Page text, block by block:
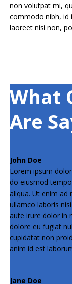
non volutpat mi, quis
commodo nibh, id
What
John Doe
Lorem ipsum
do eiusmod tempor incididunt ut labore et dolore magna
aliqua. Ut enim ad
ullamco laboris nisi ut aliquip ex ea commodo consequat. Duis
aute irure dolor in
dolore eu fugiat nulla pariatur. Excepteur sint occaecat
cupidatat non proident, sunt in
anim id est
Jane Doe